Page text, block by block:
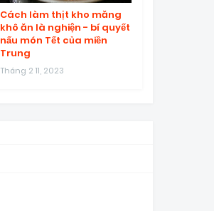
Cách làm thịt kho măng
khô ăn là nghiện - bí quyết
nấu món Tết của miền
Trung
Tháng 2 11, 2023